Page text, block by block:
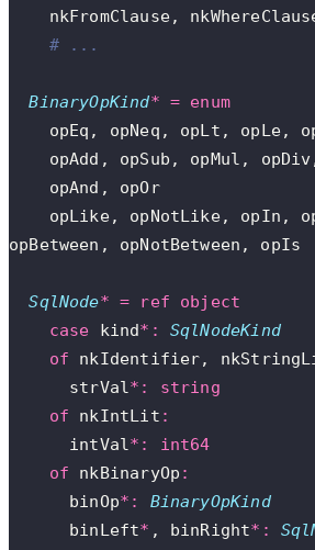
nkFromClause,
    # ...
  BinaryOpKind
* = enum
opEq, opNeq, opLt, opLe,
opAdd, opSub, opMul,
    opAnd, opOr
opBetween, opNotBetween, opIs
  SqlNode
* = ref object
    case
kind*:
SqlNodeKind
    of
nkIdentifier,
      strVal
*:
string
    of
nkIntLit :
      intVal
*:
int64
    of
nkBinaryOp :
      binOp
*:
BinaryOpKind
      binLeft
* , binRight*: